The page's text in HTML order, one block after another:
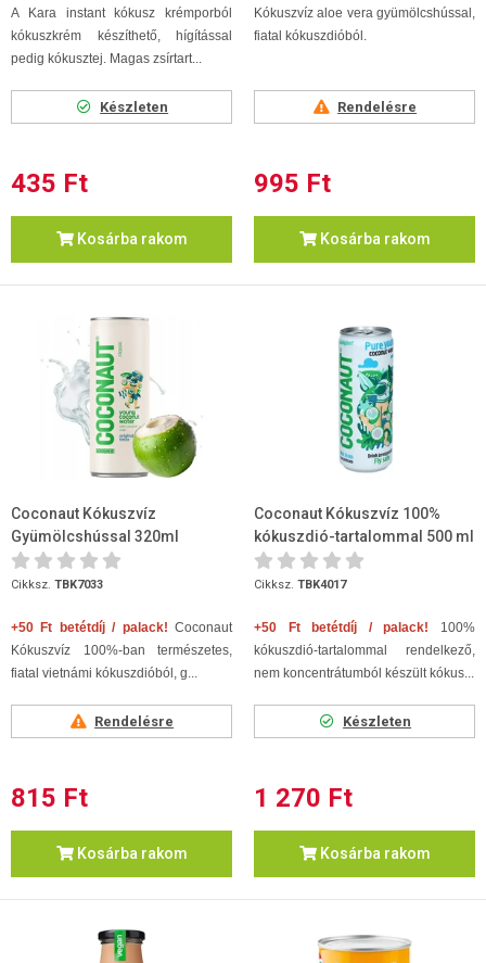
A Kara instant kókusz krémporból
kókuszkrém készíthető, hígítással
pedig kókusztej. Magas zsírtart...
Készleten
435 Ft
Kosárba rakom
Kókuszvíz aloe vera gyümölcshússal,
fiatal kókuszdióból.
Rendelésre
995 Ft
Kosárba rakom
Coconaut Kókuszvíz
Gyümölcshússal 320ml
Cikksz. TBK7033
+50 Ft betétdíj / palack! Coconaut
Kókuszvíz 100%-ban természetes,
fiatal vietnámi kókuszdióból, g...
Rendelésre
815 Ft
Kosárba rakom
Coconaut Kókuszvíz 100%
kókuszdió-tartalommal 500 ml
Cikksz. TBK4017
+50 Ft betétdíj / palack! 100%
kókuszdió-tartalommal rendelkező,
nem koncentrátumból készült kókus...
Készleten
1 270 Ft
Kosárba rakom